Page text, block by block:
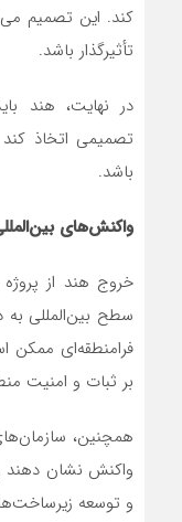
کند. این تصمیم
تأثیرگذار باشد.
در نهایت، هند
تصمیمی اتخاذ
باشد.
واکنش‌های
خروج هند از
سطح بین‌المللی به
فرامنطقه‌ای ممکن
بر ثبات و امنیت
همچنین،
واکنش نشان دهند
و توسعه